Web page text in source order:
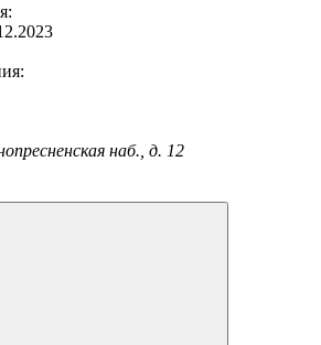
наб., д. 12